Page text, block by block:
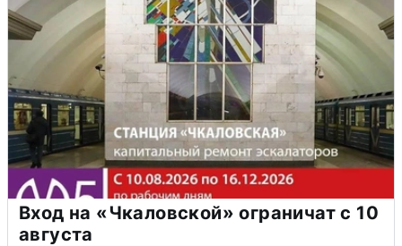
Вход на «Чкаловской» ограничат с 10
августа